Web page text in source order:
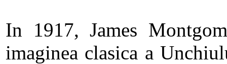
In 1917, James
imaginea clasica a